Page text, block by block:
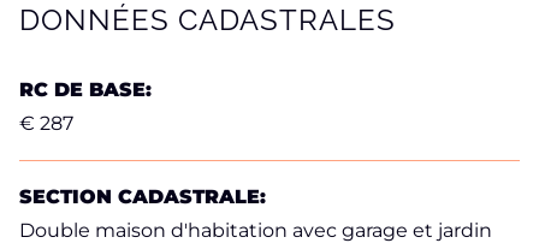
DONNÉES CADASTRALES
RC DE BASE:
€ 287
SECTION CADASTRALE:
Double maison d'habitation avec garage et jardin